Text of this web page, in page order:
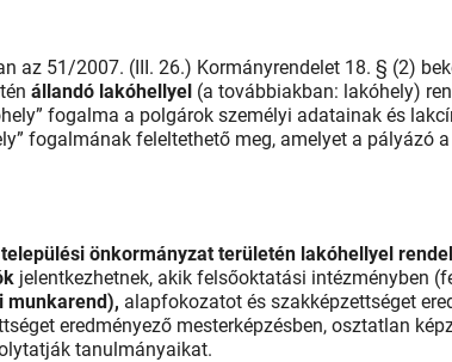
az 51/2007. (III. 26.) Kormányrendelet 18. § (2)
állandó lakóhellyel (a továbbiakban: lakóhely)
fogalma a polgárok személyi adatainak és
fogalmának feleltethető meg, amelyet a pályázó
önkormányzat területén lakóhellyel
jelentkezhetnek, akik felsőoktatási intézményben
munkarend), alapfokozatot és szakképzettséget
eredményező mesterképzésben, osztatlan
tanulmányaikat.